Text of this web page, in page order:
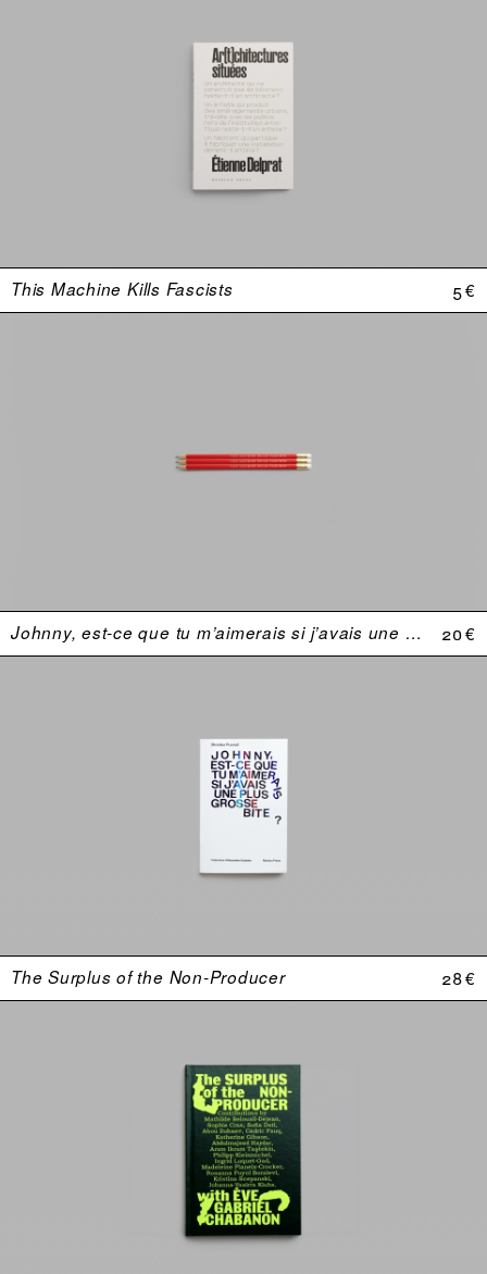
This Machine Kills Fascists 5 €
Johnny, est-ce que tu m’aimerais si j’avais une plus grosse bite ? 20 €
The Surplus of the Non-Producer 28 €